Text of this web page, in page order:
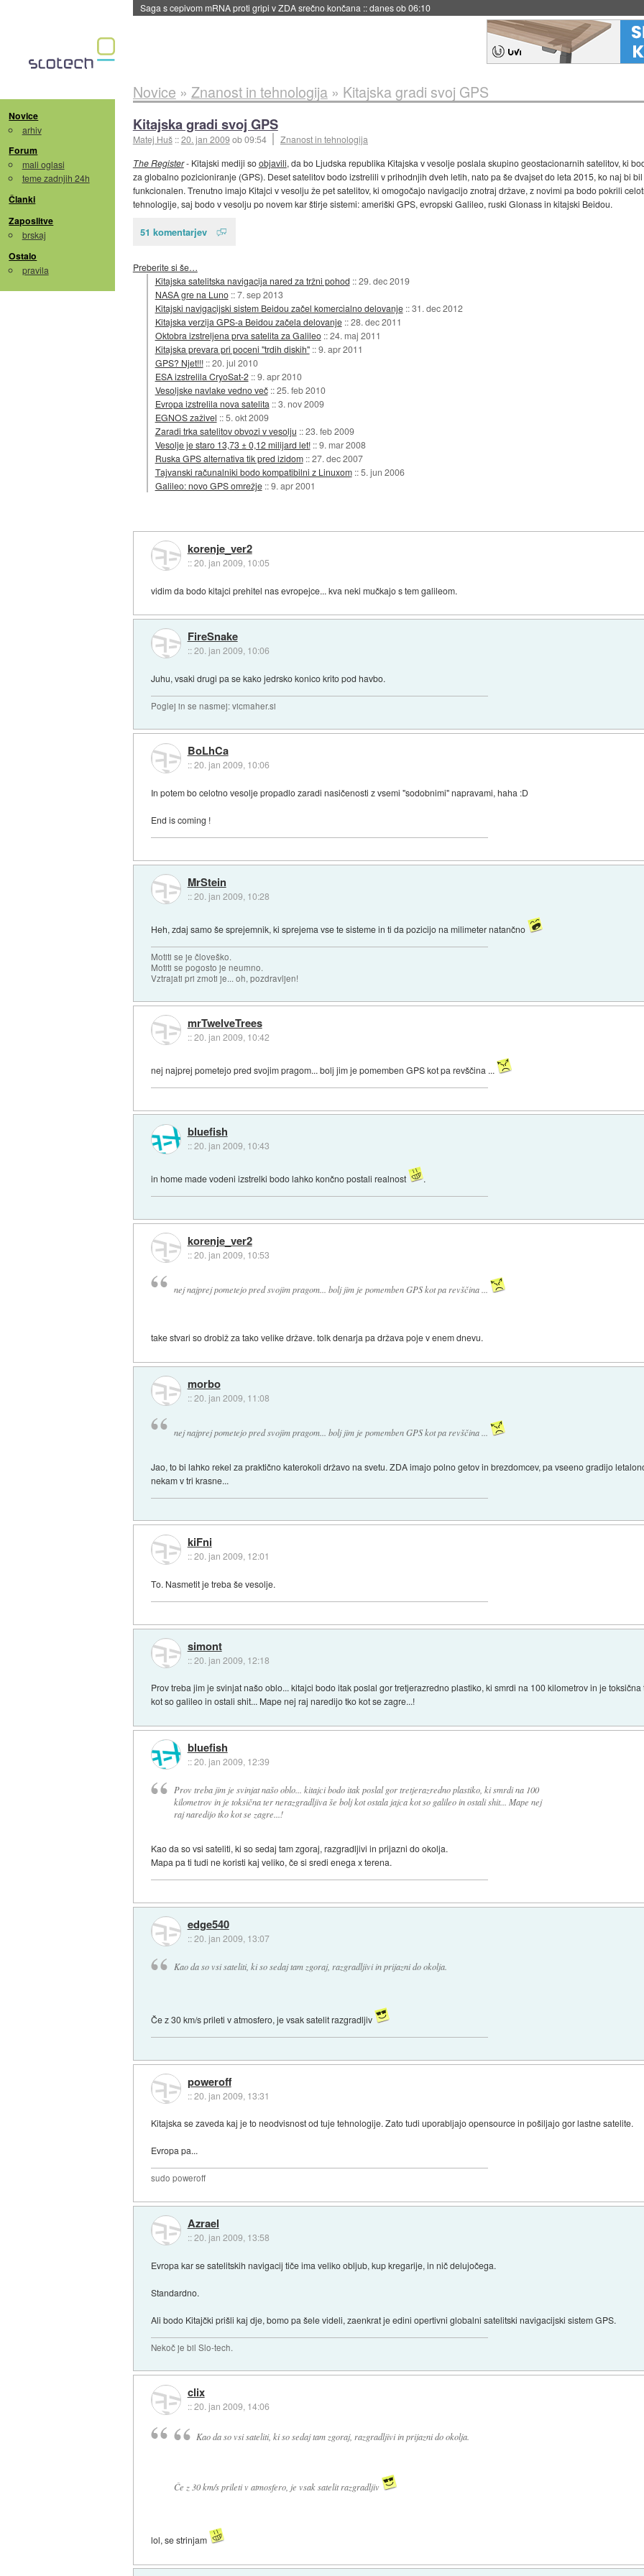
BMW v vozilih začel predvajati reklame::danes ob 06:09
Novice
arhiv
Forum
mali oglasi
teme zadnjih 24h
Članki
Zaposlitve
brskaj
Ostalo
pravila
Novice » Znanost in tehnologija» Kitajska gradi svoj GPS
Kitajska gradi svoj GPS
Matej Huš ::20. jan 2009ob 09:54
Znanost in tehnologija
The Register- Kitajski mediji soobjavili, da bo Ljudska republika Kitajska v vesolje poslala skupino geostacionarnih satelitov, ki
za globalno pozicioniranje (GPS). Deset satelitov bodo izstrelili v prihodnjih dveh letih, nato pa še dvajset do leta 2015, ko naj bi
funkcionalen. Trenutno imajo Kitajci v vesolju že pet satelitov, ki omogočajo navigacijo znotraj države, z novimi pa bodo pokrili
tehnologije, saj bodo v vesolju po novem kar štirje sistemi: ameriški GPS, evropski Galileo, ruski Glonass in kitajski Beidou.
51 komentarjev
Preberite si še…
Kitajska satelitska navigacija nared za tržni pohod ::29. dec 2019
NASA gre na Luno ::7. sep 2013
Kitajski navigacijski sistem Beidou začel komercialno delovanje ::31. dec 2012
Kitajska verzija GPS-a Beidou začela delovanje ::28. dec 2011
Oktobra izstreljena prva satelita za Galileo ::24. maj 2011
Kitajska prevara pri poceni "trdih diskih" ::9. apr 2011
GPS? Njet!!! ::20. jul 2010
ESA izstrelila CryoSat-2 ::9. apr 2010
Vesoljske navlake vedno več ::25. feb 2010
Evropa izstrelila nova satelita ::3. nov 2009
EGNOS zaživel ::5. okt 2009
Zaradi trka satelitov obvozi v vesolju ::23. feb 2009
Vesolje je staro 13,73 ± 0,12 milijard let! ::9. mar 2008
Ruska GPS alternativa tik pred izidom ::27. dec 2007
Tajvanski računalniki bodo kompatibilni z Linuxom ::5. jun 2006
Galileo: novo GPS omrežje ::9. apr 2001
korenje_ver2
::20. jan 2009, 10:05
vidim da bodo kitajci prehitel nas evropejce... kva neki mučkajo s tem galileom.
FireSnake
::20. jan 2009, 10:06
Juhu, vsaki drugi pa se kako jedrsko konico krito pod havbo.
Poglej in se nasmej: vicmaher.si
BoLhCa
::20. jan 2009, 10:06
In potem bo celotno vesolje propadlo zaradi nasičenosti z vsemi "sodobnimi" napravami, haha :D
End is coming !
MrStein
::20. jan 2009, 10:28
Heh, zdaj samo še sprejemnik, ki sprejema vse te sisteme in ti da pozicijo na milimeter natančno
Motiti se je človeško.
Motiti se pogosto je neumno.
Vztrajati pri zmoti je... oh, pozdravljen!
mrTwelveTrees
::20. jan 2009, 10:42
nej najprej pometejo pred svojim pragom... bolj jim je pomemben GPS kot pa revščina ...
bluefish
::20. jan 2009, 10:43
in home made vodeni izstrelki bodo lahko končno postali realnost .
korenje_ver2
::20. jan 2009, 10:53
nej najprej pometejo pred svojim pragom... bolj jim je pomemben GPS kot pa revščina ...
take stvari so drobiž za tako velike države. tolk denarja pa država poje v enem dnevu.
morbo
::20. jan 2009, 11:08
nej najprej pometejo pred svojim pragom... bolj jim je pomemben GPS kot pa revščina ...
Jao, to bi lahko rekel za praktično katerokoli državo na svetu. ZDA imajo polno getov in brezdomcev, pa vseeno gradijo
nekam v tri krasne...
kiFni
::20. jan 2009, 12:01
To. Nasmetit je treba še vesolje.
simont
::20. jan 2009, 12:18
Prov treba jim je svinjat našo oblo... kitajci bodo itak poslal gor tretjerazredno plastiko, ki smrdi na 100 kilometrov in je
kot so galileo in ostali shit... Mape nej raj naredijo tko kot se zagre...!
bluefish
::20. jan 2009, 12:39
Prov treba jim je svinjat našo oblo... kitajci bodo itak poslal gor tretjerazredno plastiko, ki smrdi na 100
kilometrov in je toksična ter nerazgradljiva še bolj kot ostala jajca kot so galileo in ostali shit... Mape nej
raj naredijo tko kot se zagre...!
Kao da so vsi sateliti, ki so sedaj tam zgoraj, razgradljivi in prijazni do okolja.
Mapa pa ti tudi ne koristi kaj veliko, če si sredi enega x terena.
edge540
::20. jan 2009, 13:07
Kao da so vsi sateliti, ki so sedaj tam zgoraj, razgradljivi in prijazni do okolja.
Če z 30 km/s prileti v atmosfero, je vsak satelit razgradljiv
poweroff
::20. jan 2009, 13:31
Kitajska se zaveda kaj je to neodvisnost od tuje tehnologije. Zato tudi uporabljajo opensource in pošiljajo gor lastne satelite.
Evropa pa...
sudo poweroff
Azrael
::20. jan 2009, 13:58
Evropa kar se satelitskih navigacij tiče ima veliko obljub, kup kregarije, in nič delujočega.
Standardno.
Ali bodo Kitajčki prišli kaj dje, bomo pa šele videli, zaenkrat je edini opertivni globalni satelitski navigacijski sistem GPS.
Nekoč je bil Slo-tech.
clix
::20. jan 2009, 14:06
Kao da so vsi sateliti, ki so sedaj tam zgoraj, razgradljivi in prijazni do okolja.
Če z 30 km/s prileti v atmosfero, je vsak satelit razgradljiv
lol, se strinjam